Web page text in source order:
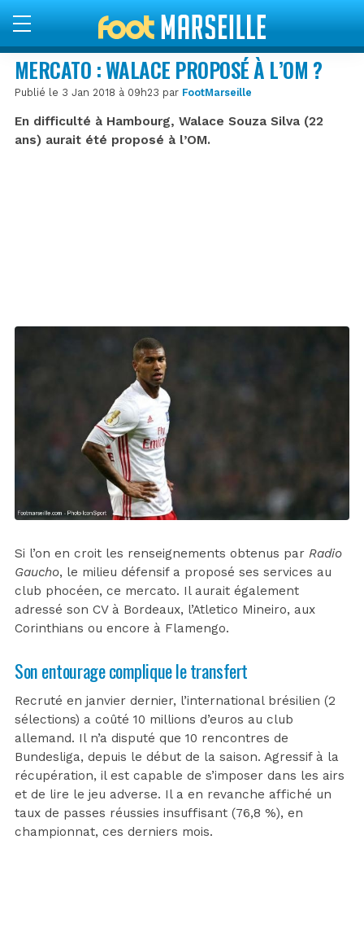
MERCATO : WALACE PROPOSÉ À L’OM ?
Publié le 3 Jan 2018 à 09h23 par FootMarseille
En difficulté à Hambourg, Walace Souza Silva (22
ans) aurait été proposé à l’OM.
Si l’on en croit les renseignements obtenus par Radio
Gaucho, le milieu défensif a proposé ses services au
club phocéen, ce mercato. Il aurait également
adressé son CV à Bordeaux, l’Atletico Mineiro, aux
Corinthians ou encore à Flamengo.
Son entourage complique le transfert
Recruté en janvier dernier, l’international brésilien (2
sélections) a coûté 10 millions d’euros au club
allemand. Il n’a disputé que 10 rencontres de
Bundesliga, depuis le début de la saison. Agressif à la
récupération, il est capable de s’imposer dans les airs
et de lire le jeu adverse. Il a en revanche affiché un
taux de passes réussies insuffisant (76,8 %), en
championnat, ces derniers mois.